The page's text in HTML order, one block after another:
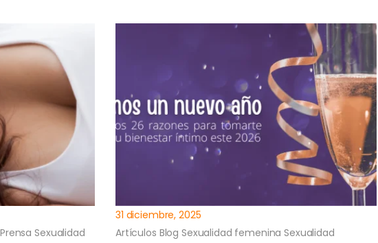
Prensa Sexualidad
31 diciembre, 2025
Artículos Blog Sexualidad femenina Sexualidad